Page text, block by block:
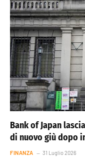
Bank of Japan
di nuovo giù dopo
FINANZA 31 Luglio 2026